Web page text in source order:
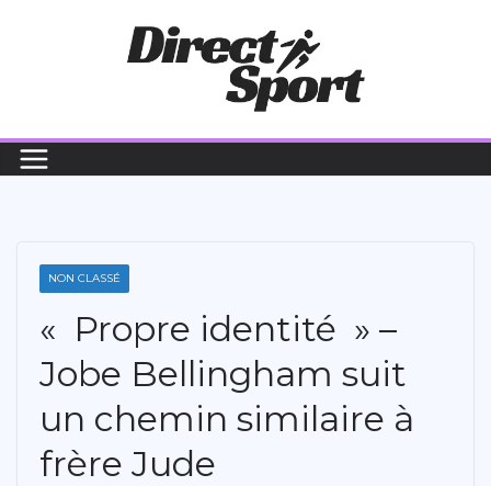
NON CLASSÉ
« Propre identité » –
Jobe Bellingham suit
un chemin similaire à
frère Jude